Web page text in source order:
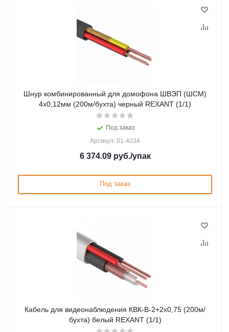
Шнур комбинированный для домофона ШВЭП (ШСМ)
4х0,12мм (200м/бухта) черный REXANT (1/1)
Под заказ
Артикул: 01-4034
6 374.09руб./упак
Под заказ
Кабель для видеонаблюдения КВК-В-2+2х0,75 (200м/
бухта) белый REXANT (1/1)